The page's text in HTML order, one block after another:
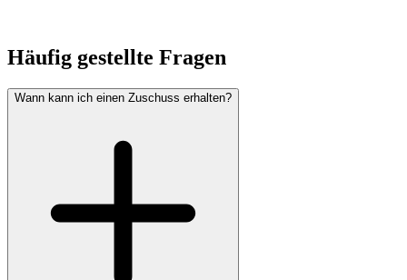
Häufig gestellte Fragen
Wann kann ich einen Zuschuss erhalten?